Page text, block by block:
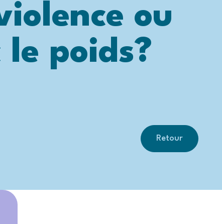
ou
poids?
Retour